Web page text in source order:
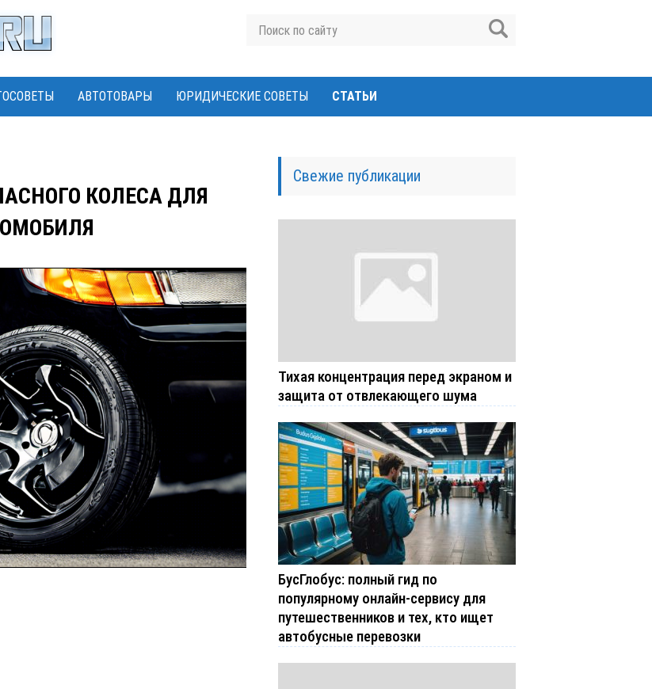
АВТОТОВАРЫ ЮРИДИЧЕСКИЕ СОВЕТЫ СТАТЬИ
КОЛЕСА ДЛЯ
Свежие публикации
Тихая концентрация перед экраном и
защита от отвлекающего шума
БусГлобус: полный гид по
популярному онлайн-сервису для
путешественников и тех, кто ищет
автобусные перевозки